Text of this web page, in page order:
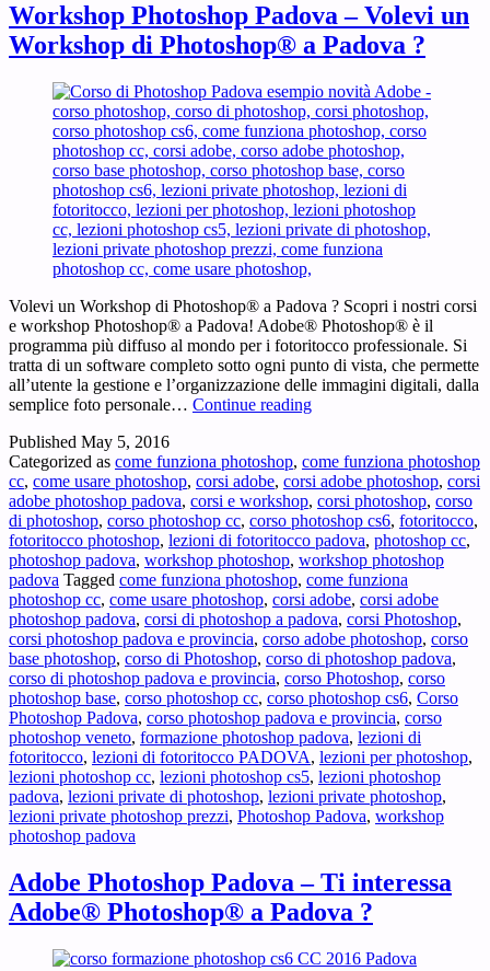
Workshop Photoshop Padova – Volevi un
Workshop di Photoshop® a Padova ?
Volevi un Workshop di Photoshop® a Padova ? Scopri i nostri corsi
e workshop Photoshop® a Padova! Adobe® Photoshop® è il
programma più diffuso al mondo per i fotoritocco professionale. Si
tratta di un software completo sotto ogni punto di vista, che permette
all’utente la gestione e l’organizzazione delle immagini digitali, dalla
semplice foto personale… Continue readingWorkshop
–
Volevi
un
Workshop
di
Photoshop®
a
Padova
?
Published May 5, 2016
Categorized as come funziona photoshop, come funziona photoshop
cc, come usare photoshop, corsi adobe, corsi adobe photoshop, corsi
adobe photoshop padova, corsi e workshop, corsi photoshop, corso
di photoshop, corso photoshop cc, corso photoshop cs6, fotoritocco,
fotoritocco photoshop, lezioni di fotoritocco padova, photoshop cc,
photoshop padova, workshop photoshop, workshop photoshop
padova Tagged come funziona photoshop, come funziona
photoshop cc, come usare photoshop, corsi adobe, corsi adobe
photoshop padova, corsi di photoshop a padova, corsi Photoshop,
corsi photoshop padova e provincia, corso adobe photoshop, corso
base photoshop, corso di Photoshop, corso di photoshop padova,
corso di photoshop padova e provincia, corso Photoshop, corso
photoshop base, corso photoshop cc, corso photoshop cs6, Corso
Photoshop Padova, corso photoshop padova e provincia, corso
photoshop veneto, formazione photoshop padova, lezioni di
fotoritocco, lezioni di fotoritocco PADOVA, lezioni per photoshop,
lezioni photoshop cc, lezioni photoshop cs5, lezioni photoshop
padova, lezioni private di photoshop, lezioni private photoshop,
lezioni private photoshop prezzi, Photoshop Padova, workshop
photoshop padova
Adobe Photoshop Padova – Ti interessa
Adobe® Photoshop® a Padova ?